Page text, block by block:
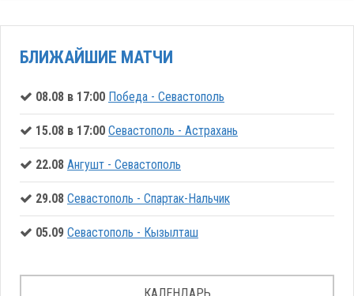
БЛИЖАЙШИЕ МАТЧИ
08.08 в 17:00 Победа - Севастополь
15.08 в 17:00 Севастополь - Астрахань
22.08 Ангушт - Севастополь
29.08 Севастополь - Спартак-Нальчик
05.09 Севастополь - Кызылташ